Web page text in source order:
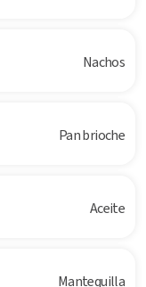
Nachos
Pan brioche
Aceite
Mantequilla